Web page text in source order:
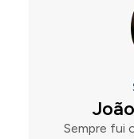
Sempre fui